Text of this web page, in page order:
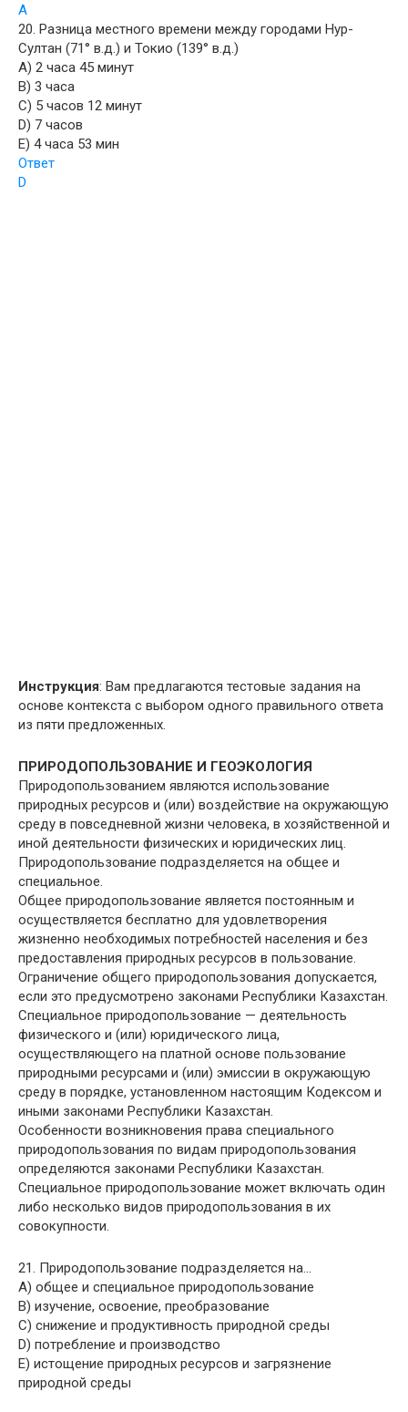
A
20. Разница местного времени между городами Нур-
Султан (71° в.д.) и Токио (139° в.д.)
A) 2 часа 45 минут
B) 3 часа
C) 5 часов 12 минут
D) 7 часов
E) 4 часа 53 мин
Ответ
D
Инструкция: Вам предлагаются тестовые задания на
основе контекста с выбором одного правильного ответа
из пяти предложенных.
ПРИРОДОПОЛЬЗОВАНИЕ И ГЕОЭКОЛОГИЯ
Природопользованием являются использование
природных ресурсов и (или) воздействие на окружающую
среду в повседневной жизни человека, в хозяйственной и
иной деятельности физических и юридических лиц.
Природопользование подразделяется на общее и
специальное.
Общее природопользование является постоянным и
осуществляется бесплатно для удовлетворения
жизненно необходимых потребностей населения и без
предоставления природных ресурсов в пользование.
Ограничение общего природопользования допускается,
если это предусмотрено законами Республики Казахстан.
Специальное природопользование — деятельность
физического и (или) юридического лица,
осуществляющего на платной основе пользование
природными ресурсами и (или) эмиссии в окружающую
среду в порядке, установленном настоящим Кодексом и
иными законами Республики Казахстан.
Особенности возникновения права специального
природопользования по видам природопользования
определяются законами Республики Казахстан.
Специальное природопользование может включать один
либо несколько видов природопользования в их
совокупности.
21. Природопользование подразделяется на…
A) общее и специальное природопользование
B) изучение, освоение, преобразование
C) снижение и продуктивность природной среды
D) потребление и производство
E) истощение природных ресурсов и загрязнение
природной среды